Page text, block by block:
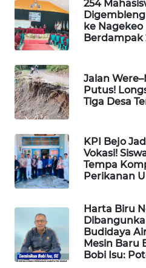
254
ke Nagekeo
Berdampak
Jalan
Putus!
Tiga Desa
KPI Bejo
Vokasi!
Tempa
Perikanan
Harta Biru
Budidaya
Mesin Baru
Bobi Isu:
LKKI
KOPEKLIN
PORTAL
KONSUMEN
FORWAMKI
ALPERKLINAS
FORJASIDA
TAMBANG
NEWS
SITUNGIR